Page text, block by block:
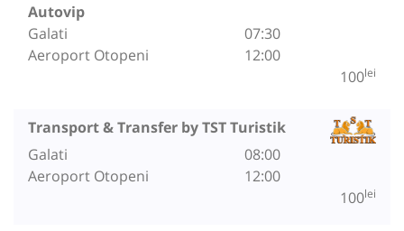
Autovip
Galati
Aeroport Otopeni
07:30
12:00
100lei
Transport & Transfer by TST Turistik
Galati
Aeroport Otopeni
08:00
12:00
100lei